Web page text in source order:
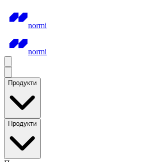
normi
normi
Продукти
Продукти